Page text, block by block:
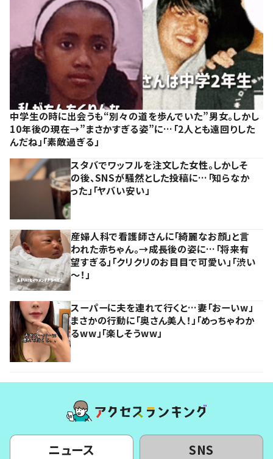
中学生の時に出会うも“別々の道を歩んでいた”男女。しかし
10年後の現在→”まさかすぎる姿”に…「2人とも遠回りした
んだね」「素敵過ぎる」
スタバでワッフルを注文した女性。しかしそ
の後、SNSが騒然とした投稿に…「知らなか
った」「ヤバい安い」
産婦人科で看護師さんに「綺麗なお顔」と言
われた赤ちゃん。→成長後の姿に…「将来有
望すぎる」「クリクリのお目目で可愛い」「渋い
～！」
スーパーに夫を連れて行くと…妻「おーいw」
まさかの行動に「奥さん美人！」「めっちゃわか
るww」「楽しそうww」
ニュース SNS